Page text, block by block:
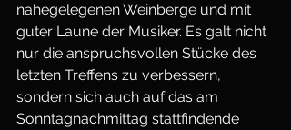
nahegelegenen Weinberge und mit
guter Laune der Musiker. Es galt nicht
nur die anspruchsvollen Stücke des
letzten Treffens zu verbessern,
sondern sich auch auf das am
Sonntagnachmittag stattfindende